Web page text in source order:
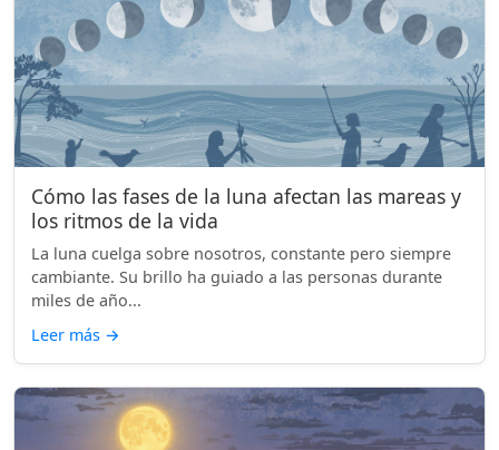
Cómo las fases de la luna afectan las mareas y
los ritmos de la vida
La luna cuelga sobre nosotros, constante pero siempre
cambiante. Su brillo ha guiado a las personas durante
miles de año...
Leer más →